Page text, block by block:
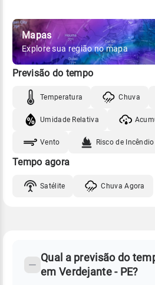
Mapas
Explore sua região no mapa
Previsão do tempo
Temperatura Chuva
Umidade Relativa
Vento Risco de Incêndio
Tempo agora
Satélite Chuva Agora
Perguntas
Qual a previsão do
em Verdejante - PE?